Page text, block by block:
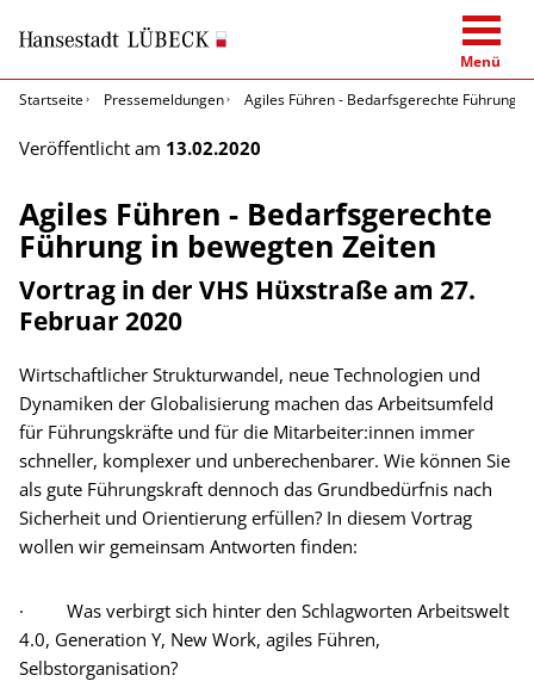
Menü
Startseite
Pressemeldungen Agiles Führen - Bedarfsgerechte Führung
Veröffentlicht am 13.02.2020
Agiles Führen - Bedarfsgerechte
Führung in bewegten Zeiten
Vortrag in der VHS Hüxstraße am 27.
Februar 2020
Wirtschaftlicher Strukturwandel, neue Technologien und
Dynamiken der Globalisierung machen das Arbeitsumfeld
für Führungskräfte und für die Mitarbeiter:innen immer
schneller, komplexer und unberechenbarer. Wie können Sie
als gute Führungskraft dennoch das Grundbedürfnis nach
Sicherheit und Orientierung erfüllen? In diesem Vortrag
wollen wir gemeinsam Antworten finden:
· Was verbirgt sich hinter den Schlagworten Arbeitswelt
4.0, Generation Y, New Work, agiles Führen,
Selbstorganisation?